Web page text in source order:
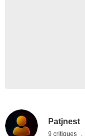
Patjnest
9 critiques